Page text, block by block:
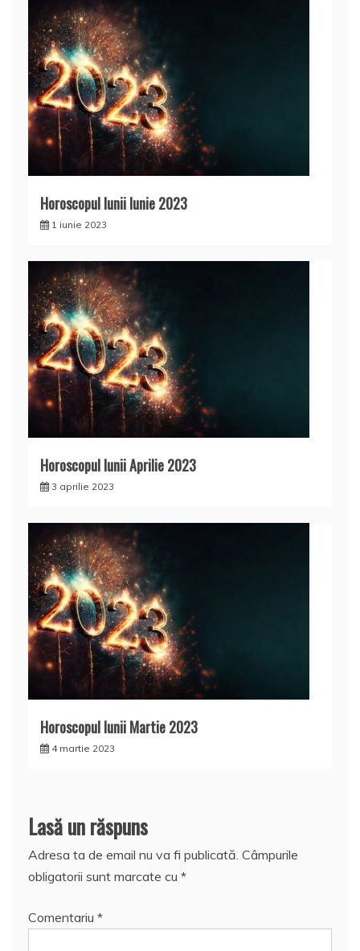
Horoscopul lunii Iunie 2023
1 iunie 2023
Horoscopul lunii Aprilie 2023
3 aprilie 2023
Horoscopul lunii Martie 2023
4 martie 2023
Lasă un răspuns
Adresa ta de email nu va fi publicată. Câmpurile
obligatorii sunt marcate cu *
Comentariu *